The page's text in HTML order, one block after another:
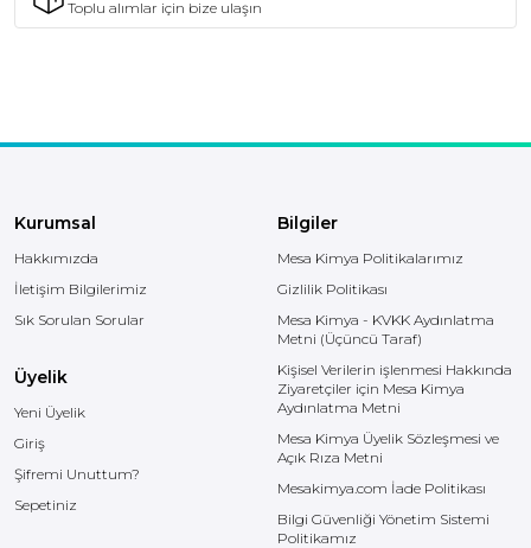
enerjisini moleküler
düzeyde parçalamaya
motorlarını koruyan
kondisyonu yeniden
teknik detayları ve
bulabilirsiniz.&nbsp;Endüstriyel
Zemin Yönetimi: Ağır
Profesyonel
tesislerde, depo
hem iş güvenliği
hem de operasyonel
Toplu alımlar için bize ulaşın
Kurumsal
Hakkımızda
İletişim Bilgilerimiz
Sık Sorulan Sorular
Üyelik
Yeni Üyelik
Giriş
Şifremi Unuttum?
Sepetiniz
Bilgiler
Mesa Kimya Politikalarımız
Gizlilik Politikası
Mesa Kimya - KVKK Aydınlatma
Metni (Üçüncü Taraf)
Kişisel Verilerin işlenmesi Hakkında
Ziyaretçiler için Mesa Kimya
Aydınlatma Metni
Mesa Kimya Üyelik Sözleşmesi ve
Açık Rıza Metni
Mesakimya.com İade Politikası
Bilgi Güvenliği Yönetim Sistemi
Politikamız